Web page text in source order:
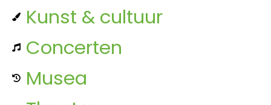
Kunst & cultuur
Concerten
Musea